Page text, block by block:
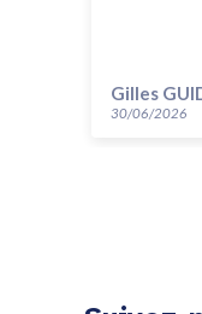
Gilles
30/06/2026